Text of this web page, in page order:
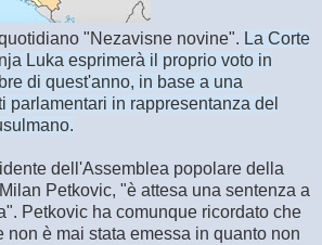
"Nezavisne novine". La Corte
Luka esprimerà il proprio voto in
di quest'anno, in base a una
parlamentari in rappresentanza del
dell'Assemblea popolare della
Petkovic, "è attesa una sentenza a
Petkovic ha comunque ricordato che
non è mai stata emessa in quanto non